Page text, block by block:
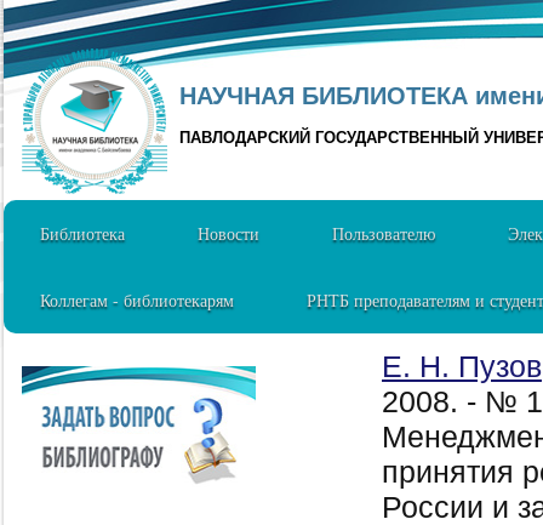
НАУЧНАЯ БИБЛИОТЕКА
ПАВЛОДАРСКИЙ ГОСУДАРСТВЕННЫЙ
Библиотека Новости Пользователю
Коллегам - библиотекарям РНТБ преподавателям и
Е. Н.
2008. - №
принятия
России и